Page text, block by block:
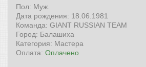
Пол: Муж.
Дата рождения: 18.06.1981
Команда: GIANT RUSSIAN TEAM
Город: Балашиха
Категория: Мастера
Оплата: Оплачено